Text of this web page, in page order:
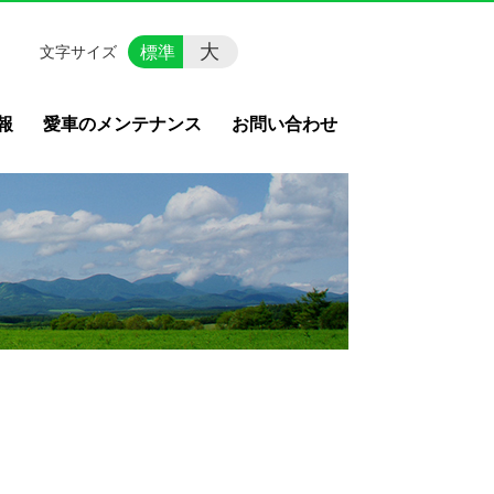
愛車のメンテナンス お問い合わせ
文字サイズ 標準 大